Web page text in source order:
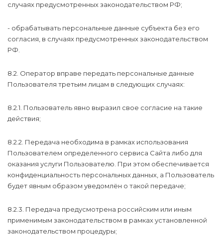
случаях предусмотренных законодательством РФ;
- обрабатывать персональные данные субъекта без его
согласия, в случаях предусмотренных законодательством
РФ.
8.2. Оператор вправе передать персональные данные
Пользователя третьим лицам в следующих случаях:
8.2.1. Пользователь явно выразил свое согласие на такие
действия;
8.2.2. Передача необходима в рамках использования
Пользователем определенного сервиса Сайта либо для
оказания услуги Пользователю. При этом обеспечивается
конфиденциальность персональных данных, а Пользователь
будет явным образом уведомлён о такой передаче;
8.2.3. Передача предусмотрена российским или иным
применимым законодательством в рамках установленной
законодательством процедуры;